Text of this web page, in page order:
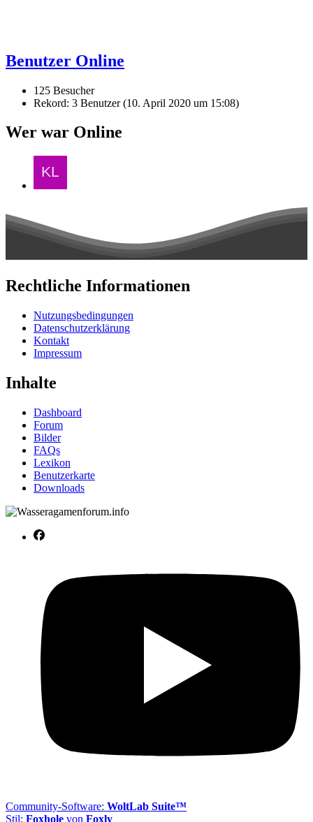
Benutzer Online
125 Besucher
Rekord: 3 Benutzer (10. April 2020 um 15:08)
Wer war Online
Rechtliche Informationen
Nutzungsbedingungen
Datenschutzerklärung
Kontakt
Impressum
Inhalte
Dashboard
Forum
Bilder
FAQs
Lexikon
Benutzerkarte
Downloads
Community-Software: WoltLab Suite™
Stil: Foxhole von Foxly